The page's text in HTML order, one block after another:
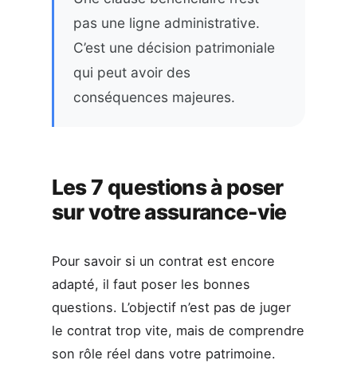
pas une ligne administrative.
C’est une décision patrimoniale
qui peut avoir des
conséquences majeures.
Les 7 questions à poser
sur votre assurance-vie
Pour savoir si un contrat est encore
adapté, il faut poser les bonnes
questions. L’objectif n’est pas de juger
le contrat trop vite, mais de comprendre
son rôle réel dans votre patrimoine.